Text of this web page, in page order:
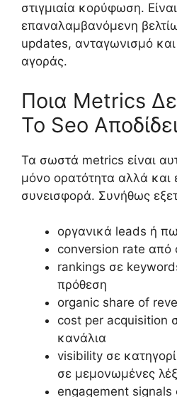
στιγμιαία κορύφωση.
επαναλαμβανόμενη
updates, ανταγωνισμό
αγοράς.
Ποια Metrics
Το Seo
Τα σωστά metrics είναι
μόνο ορατότητα αλλά και
συνεισφορά. Συνήθως
οργανικά leads ή
conversion rate από
rankings σε
πρόθεση
organic share of
cost per acquisition
κανάλια
visibility σε
σε μεμονωμένες
engagement